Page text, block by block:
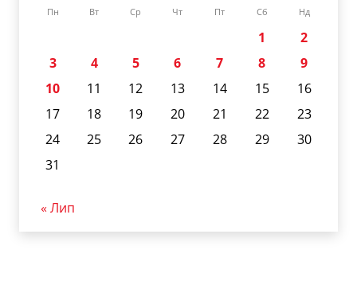
Пн Вт Ср Чт Пт Сб Нд
1
2
3
4 5 6 7 8
9
10
11 12 13 14 15
16
17
18 19 20 21 22
23
24
25 26 27 28 29
30
31
« Лип